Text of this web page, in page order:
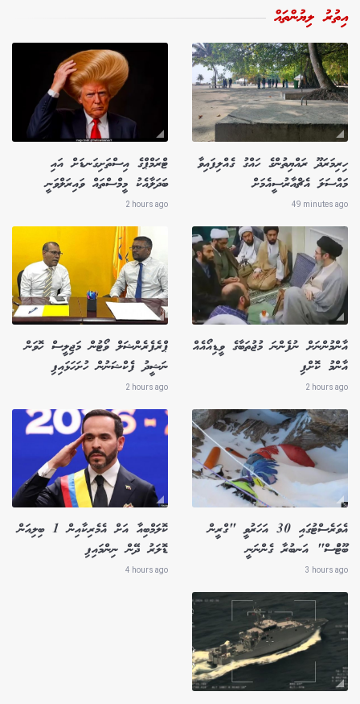
އިތުރު ލިޔުންތައް
ހިރިމަރަދޫ ރައްޔިތުންގެ ހައްގު ގެއްލިފައިވާ
މައްސަލަ އެޗްއާރުސީއެމަށް
49 minutes ago
ޓްރަމްޕްގެ އިސްތަށިގަނޑަށް އައި
ބަދަލާއެކު މީމްސްތައް ވައިރަލްވަނީ
2 hours ago
އާންމުންނަށް ނުފެންނަ މުޖުތަބާގެ ވީޑިއޯއެއް
އާންމު ކޮށްފި
2 hours ago
ޕްރެފެރެންޝަލް ވޯޓުން މަޖިލީސް ހޮވަން
ނަޝީދު ފެކްޝަނުން ހުށަހަޅައިފި
2 hours ago
އެވަރެސްޓުގައި 30 އަހަރުވީ "ގްރީން
ބޫޓުްސް" އަނބުރާ ގެންނަނީ
3 hours ago
ކޮލަމްބިއާ އަށް އެމެރިކާއިން 1 ބިލިއަން
ޑޮލަރު ދޭން ނިންމައިފި
4 hours ago